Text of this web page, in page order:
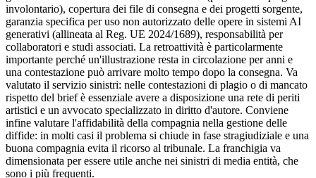
involontario), copertura dei file di consegna e dei progetti sorgente,
garanzia specifica per uso non autorizzato delle opere in sistemi AI
generativi (allineata al Reg. UE 2024/1689), responsabilità per
collaboratori e studi associati. La retroattività è particolarmente
importante perché un'illustrazione resta in circolazione per anni e
una contestazione può arrivare molto tempo dopo la consegna. Va
valutato il servizio sinistri: nelle contestazioni di plagio o di mancato
rispetto del brief è essenziale avere a disposizione una rete di periti
artistici e un avvocato specializzato in diritto d'autore. Conviene
infine valutare l'affidabilità della compagnia nella gestione delle
diffide: in molti casi il problema si chiude in fase stragiudiziale e una
buona compagnia evita il ricorso al tribunale. La franchigia va
dimensionata per essere utile anche nei sinistri di media entità, che
sono i più frequenti.